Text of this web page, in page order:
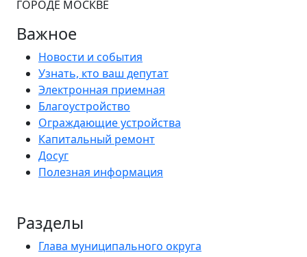
ГОРОДЕ МОСКВЕ
Важное
Новости и события
Узнать, кто ваш депутат
Электронная приемная
Благоустройство
Ограждающие устройства
Капитальный ремонт
Досуг
Полезная информация
Разделы
Глава муниципального округа